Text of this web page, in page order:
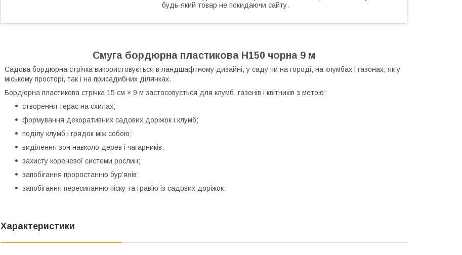
будь-який товар не покидаючи сайту.
Смуга бордюрна пластикова H150 чорна 9 м
Садова бордюрна стрічка використовується в ландшафтному дизайні, у саду чи на городі, на клумбах і газонах, як у
міському просторі, так і на присадибних ділянках.
Бордюрна пластикова стрічка 15 см × 9 м застосовується для клумб, газонів і квітників з метою:
створення терас на схилах;
формування декоративних садових доріжок і клумб;
поділу клумб і грядок між собою;
виділення зон навколо дерев і чагарників;
захисту кореневої системи рослин;
запобігання проростанню бур’янів;
запобігання пересипанню піску та гравію із садових доріжок.
Характеристики